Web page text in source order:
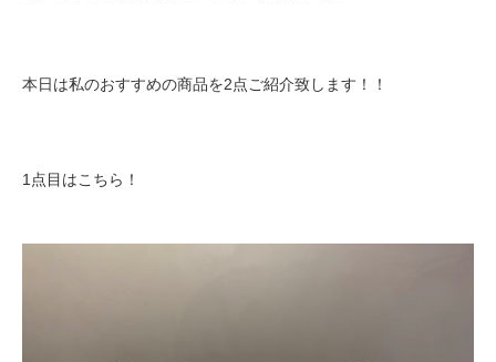
本日は私のおすすめの商品を2点ご紹介致します！！
1点目はこちら！